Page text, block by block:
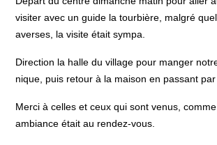
visiter avec un guide la tourbière, malgré
averses, la visite était sympa.
Direction la halle du village pour manger
nique, puis retour à la maison en passant par
Merci à celles et ceux qui sont venus,
ambiance était au rendez-vous.